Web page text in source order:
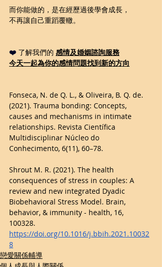
而你能做的，是在經歷過後學會成長，
不再讓自己重蹈覆轍。
❤️ 了解我們的 感情及婚姻諮詢服務
今天一起為你的感情問題找到新的方向
Fonseca, N. de Q. L., & Oliveira, B. Q. de.
(2021). Trauma bonding: Concepts,
causes and mechanisms in intimate
relationships. Revista Científica
Multidisciplinar Núcleo do
Conhecimento, 6(11), 60–78.
Shrout M. R. (2021). The health
consequences of stress in couples: A
review and new integrated Dyadic
Biobehavioral Stress Model. Brain,
behavior, & immunity - health, 16,
100328.
https://doi.org/10.1016/j.bbih.2021.10032
8
戀愛關係輔導